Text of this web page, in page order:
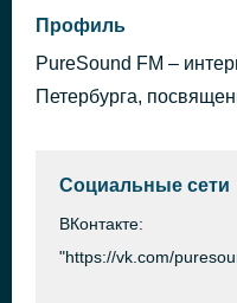
Профиль
PureSound FM –
Петербурга,
Социальные сети
ВКонтакте:
"https://vk.com/